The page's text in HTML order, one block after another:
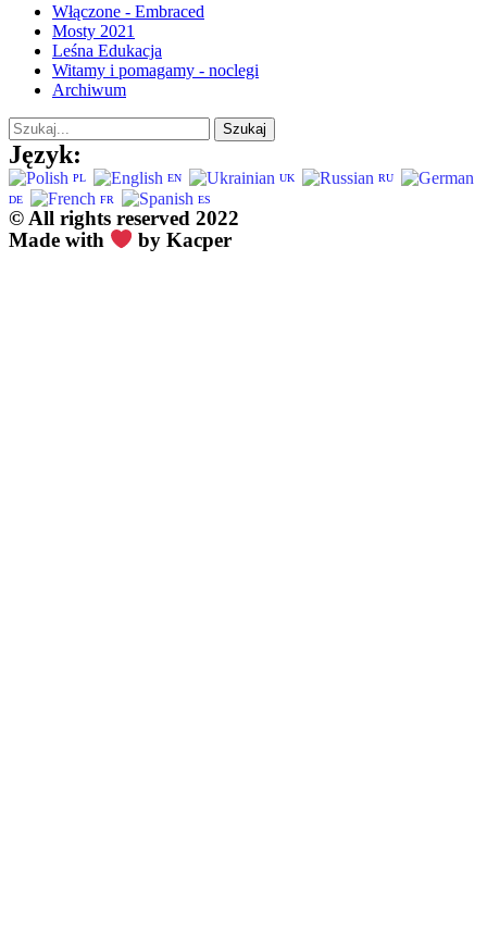
Włączone - Embraced
Mosty 2021
Leśna Edukacja
Witamy i pomagamy - noclegi
Archiwum
Szukaj
Język:
PL EN UK
RU
DE
FR ES
© All rights reserved 2022
Made with
by Kacper